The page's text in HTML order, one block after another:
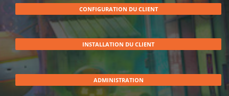
CONFIGURATION DU CLIENT
INSTALLATION DU CLIENT
ADMINISTRATION